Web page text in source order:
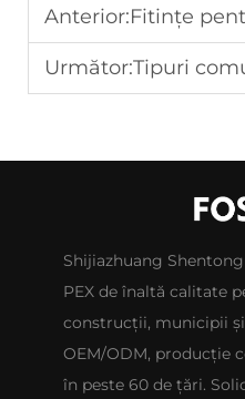
Anterior:Fitințe pentru țevi
Următor:Tipuri comune de
Shijiazhuang
PEX de înaltă calitate
construcții, municipii
OEM/ODM, producție
în peste 60 de țări.